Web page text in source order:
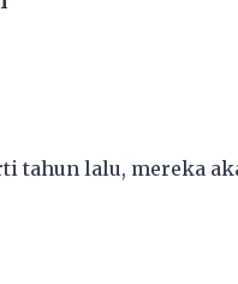
tahun lalu, mereka